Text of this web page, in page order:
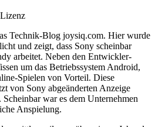
Technik-Blog joysiq.com. Hier wurde
und zeigt, dass Sony scheinbar
arbeitet. Neben den Entwickler-
um das Betriebssystem Android,
Spielen von Vorteil. Diese
von Sony abgeänderten Anzeige
war es dem Unternehmen
Anspielung.